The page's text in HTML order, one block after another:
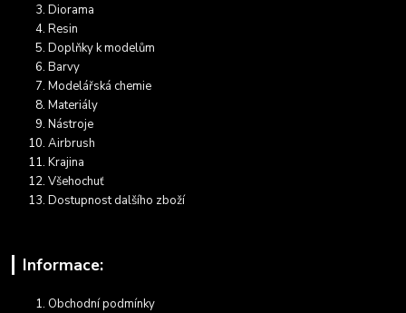
Diorama
Resin
Doplňky k modelům
Barvy
Modelářská chemie
Materiály
Nástroje
Airbrush
Krajina
Všehochuť
Dostupnost dalšího zboží
Informace:
Obchodní podmínky